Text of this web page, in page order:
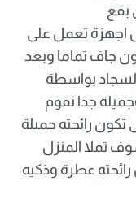
بقع
اجهزة تعمل على
جاف تماما وبعد
بواسطة
جدا نقوم
تكون رائحته جميلة
تملا المنزل
رائحته عطرة وذكيه